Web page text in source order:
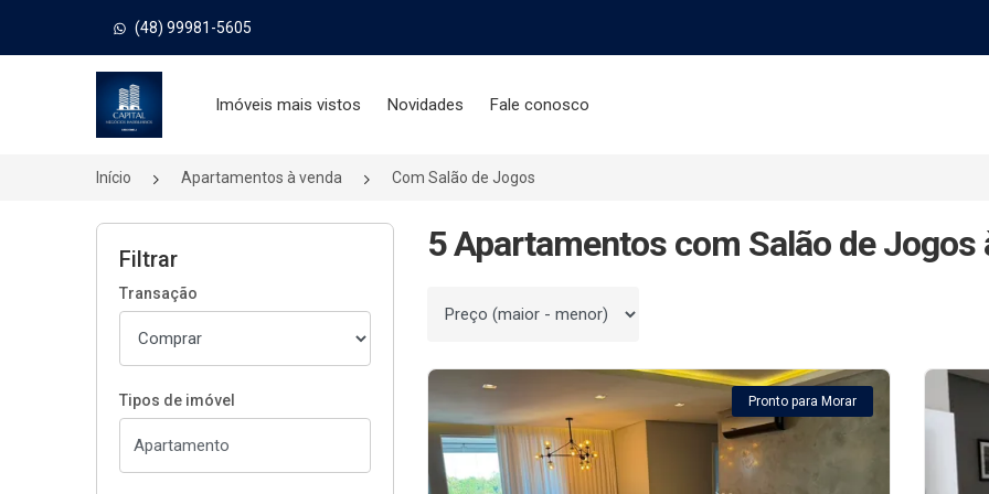
(48) 99981-5605
Página inicial
Imóveis mais vistos Novidades Fale conosco
Início Apartamentos à venda Com Salão de Jogos
Filtrar
Transação
Tipos de imóvel
5 Apartamentos com Salão de Jogos
Ordenar por
Pronto para Morar